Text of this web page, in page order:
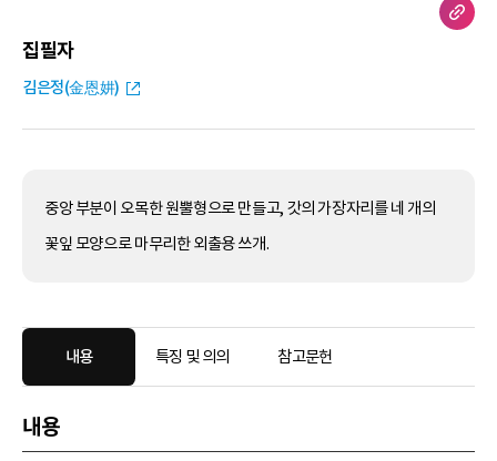
집필자
김은정(金恩妌)
중앙 부분이 오목한 원뿔형으로 만들고, 갓의 가장자리를 네 개의
꽃잎 모양으로 마무리한 외출용 쓰개.
내용 특징 및 의의 참고문헌
내용